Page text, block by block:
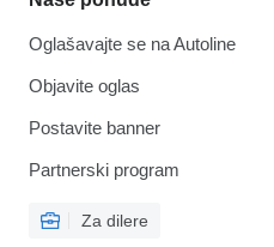
Oglašavajte se na Autoline
Objavite oglas
Postavite banner
Partnerski program
Za dilere